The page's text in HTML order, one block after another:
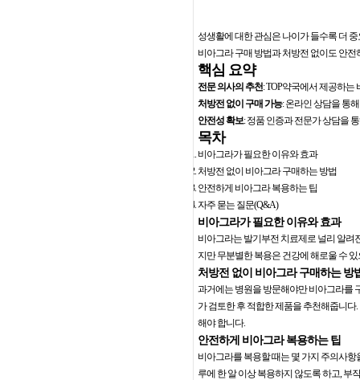
성생활에 대한 관심은 나이가 들수록 더
비아그라 구매 방법과 처방전 없이도 안
핵심 요약
전문 의사의 추천: TOP약국에서 제공하는
처방전 없이 구매 가능: 온라인 상담을 통
안전성 확보: 정품 인증과 전문가 상담을
목차
비아그라가 필요한 이유와 효과
처방전 없이 비아그라 구매하는 방법
안전하게 비아그라 복용하는 팁
자주 묻는 질문(Q&A)
비아그라가 필요한 이유와 효과
비아그라는 발기부전 치료제로 널리 알려
지만 무분별한 복용은 건강에 해로울 수
처방전 없이 비아그라 구매하는 방
과거에는 병원을 방문해야만 비아그라를
가 검토한 후 적합한 제품을 추천해줍니
해야 합니다.
안전하게 비아그라 복용하는 팁
비아그라를 복용할 때는 몇 가지 주의사
루에 한 알 이상 복용하지 않도록 하고, 부